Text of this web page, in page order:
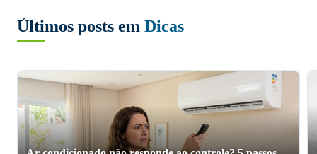
Últimos posts em Dicas